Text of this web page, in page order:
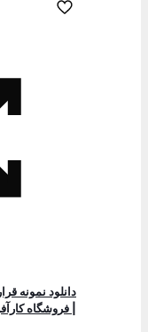
دانلود نمونه
| فروشگاه